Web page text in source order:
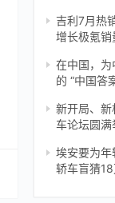
吉利7月热
增长极氪
在中国，为
的 “中国答
新开局、
车论坛圆满
埃安要为
轿车盲猜